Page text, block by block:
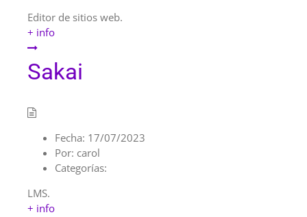
Editor de sitios web.
+ info
Sakai
Fecha: 17/07/2023
Por: carol
Categorías:
LMS.
+ info